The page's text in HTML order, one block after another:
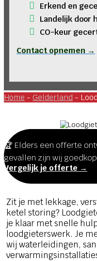
Erkend en
Landelijk door
CO-keur
Contact opnemen →
Home - Gelderland -
🏆 Elders een offerte
gevallen zijn wij
Vergelijk je offerte →
Zit je met lekkage,
ketel storing?
je klaar met snelle
loodgieterswerk. Je
wij waterleidingen,